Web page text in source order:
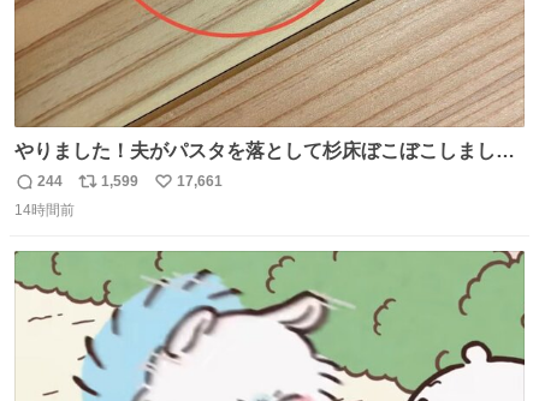
やりました！夫がパスタを落として杉床ぼこぼこしまし
た！よかったーーー！ファーストぼこぼこ自分じゃなく
て！これで第二波いつでもいけます！！！✌️いやーほっと
は乾燥パスタに負けます。豆腐くらいやわやわです。
返
信
244
リ
数
1,599
い
数
17,661
14時間前